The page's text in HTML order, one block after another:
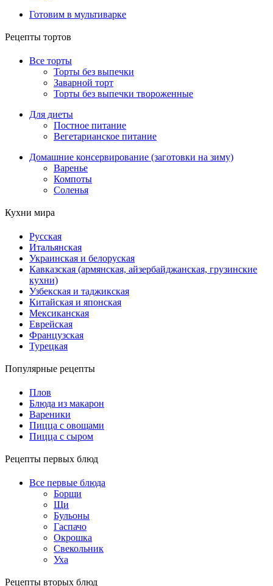
Готовим в мультиварке
Рецепты тортов
Все торты
Торты без выпечки
Заварной торт
Торты без выпечки твороженные
Для диеты
Постное питание
Вегетарианское питание
Домашние консервирование (заготовки на зиму)
Варенье
Компоты
Соленья
Кухни мира
Русская
Итальянская
Украинская и белоруская
Кавказская (армянская, айзербайджанская, грузинские
кухни)
Узбекская и таджикская
Китайская и японская
Мексиканская
Еврейская
Французская
Турецкая
Популярные рецепты
Плов
Блюда из макарон
Вареники
Пицца с овощами
Пицца с сыром
Рецепты первых блюд
Все первые блюда
Борщи
Щи
Бульоны
Гаспачо
Окрошка
Свекольник
Уха